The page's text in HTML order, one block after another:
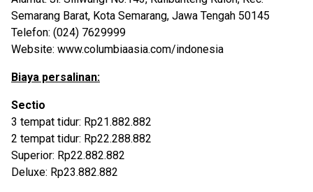
Semarang Barat, Kota Semarang, Jawa Tengah 50145
Telefon: (024) 7629999
Website: www.columbiaasia.com/indonesia
Biaya persalinan:
Sectio
3 tempat tidur: Rp21.882.882
2 tempat tidur: Rp22.288.882
Superior: Rp22.882.882
Deluxe: Rp23.882.882